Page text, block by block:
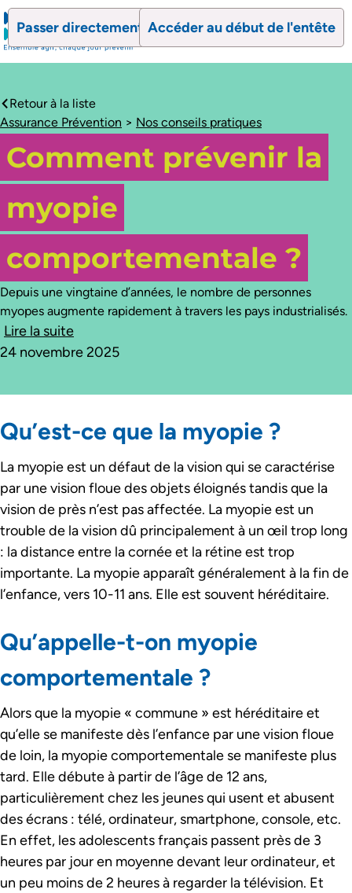
Passer directement au contenu
search
Accéder au début de l'entête
caret-left
Retour à la liste
Assurance Prévention > Nos conseils pratiques
Comment prévenir la
myopie
comportementale ?
Depuis une vingtaine d’années, le nombre de personnes
myopes augmente rapidement à travers les pays industrialisés.
Lire la suite
24 novembre 2025
Qu’est-ce que la myopie ?
La myopie est un défaut de la vision qui se caractérise
par une vision floue des objets éloignés tandis que la
vision de près n’est pas affectée. La myopie est un
trouble de la vision dû principalement à un œil trop long
: la distance entre la cornée et la rétine est trop
importante. La myopie apparaît généralement à la fin de
l’enfance, vers 10-11 ans. Elle est souvent héréditaire.
Qu’appelle-t-on myopie
comportementale ?
Alors que la myopie « commune » est héréditaire et
qu’elle se manifeste dès l’enfance par une vision floue
de loin, la myopie comportementale se manifeste plus
tard. Elle débute à partir de l’âge de 12 ans,
particulièrement chez les jeunes qui usent et abusent
des écrans : télé, ordinateur, smartphone, console, etc.
En effet, les adolescents français passent près de 3
heures par jour en moyenne devant leur ordinateur, et
un peu moins de 2 heures à regarder la télévision. Et